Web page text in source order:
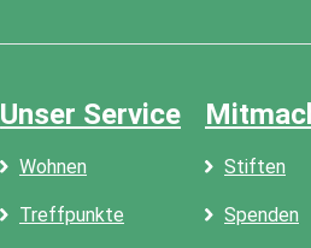
Unser Service
Wohnen
Treffpunkte
Stiften
Spenden